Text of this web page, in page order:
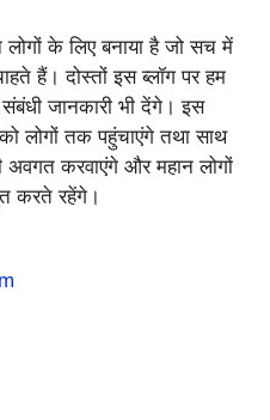
के लिए बनाया है जो सच में
हैं। दोस्तों इस ब्लॉग पर हम
संबंधी जानकारी भी देंगे। इस
लोगों तक पहुंचाएंगे तथा साथ
अवगत करवाएंगे और महान लोगों
करते रहेंगे।